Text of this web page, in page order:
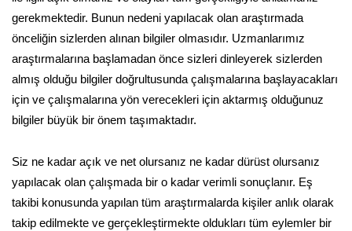
gerekmektedir. Bunun nedeni yapılacak olan araştırmada
önceliğin sizlerden alınan bilgiler olmasıdır. Uzmanlarımız
araştırmalarına başlamadan önce sizleri dinleyerek sizlerden
almış olduğu bilgiler doğrultusunda çalışmalarına başlayacakları
için ve çalışmalarına yön verecekleri için aktarmış olduğunuz
bilgiler büyük bir önem taşımaktadır.
Siz ne kadar açık ve net olursanız ne kadar dürüst olursanız
yapılacak olan çalışmada bir o kadar verimli sonuçlanır. Eş
takibi konusunda yapılan tüm araştırmalarda kişiler anlık olarak
takip edilmekte ve gerçekleştirmekte oldukları tüm eylemler bir